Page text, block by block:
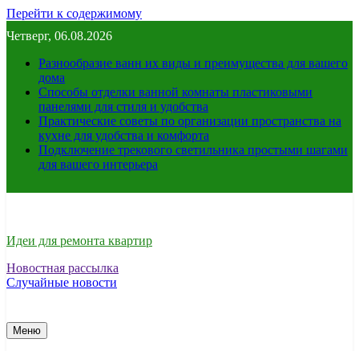
Перейти к содержимому
Четверг, 06.08.2026
Разнообразие ванн их виды и преимущества для вашего
дома
Способы отделки ванной комнаты пластиковыми
панелями для стиля и удобства
Практические советы по организации пространства на
кухне для удобства и комфорта
Подключение трекового светильника простыми шагами
для вашего интерьера
Идеи для ремонта квартир
Новостная рассылка
Случайные новости
Меню